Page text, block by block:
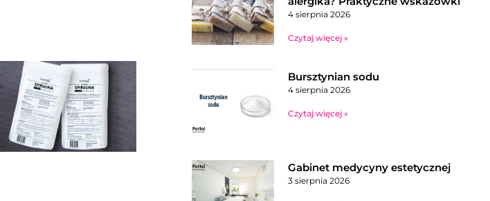
4 sierpnia 2026
Czytaj więcej »
Bursztynian sodu
4 sierpnia 2026
Czytaj więcej »
Gabinet medycyny estetycznej
3 sierpnia 2026